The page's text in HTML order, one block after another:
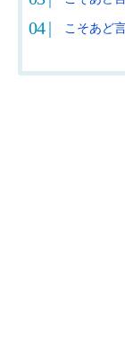
こそあど